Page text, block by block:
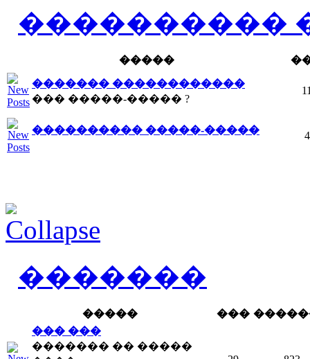
����������
�����
������� ������������
��� �����-����� ?
���������� �����-����� 4
�������
����� ���
��� ���
������� �� �����